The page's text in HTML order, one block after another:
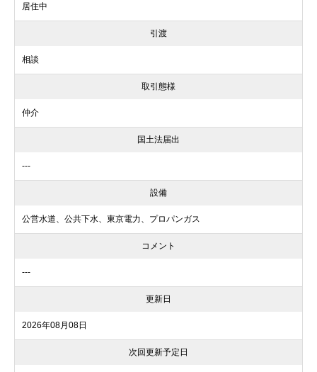
居住中
引渡
相談
取引態様
仲介
国土法届出
---
設備
公営水道、公共下水、東京電力、プロパンガス
コメント
---
更新日
2026年08月08日
次回更新予定日